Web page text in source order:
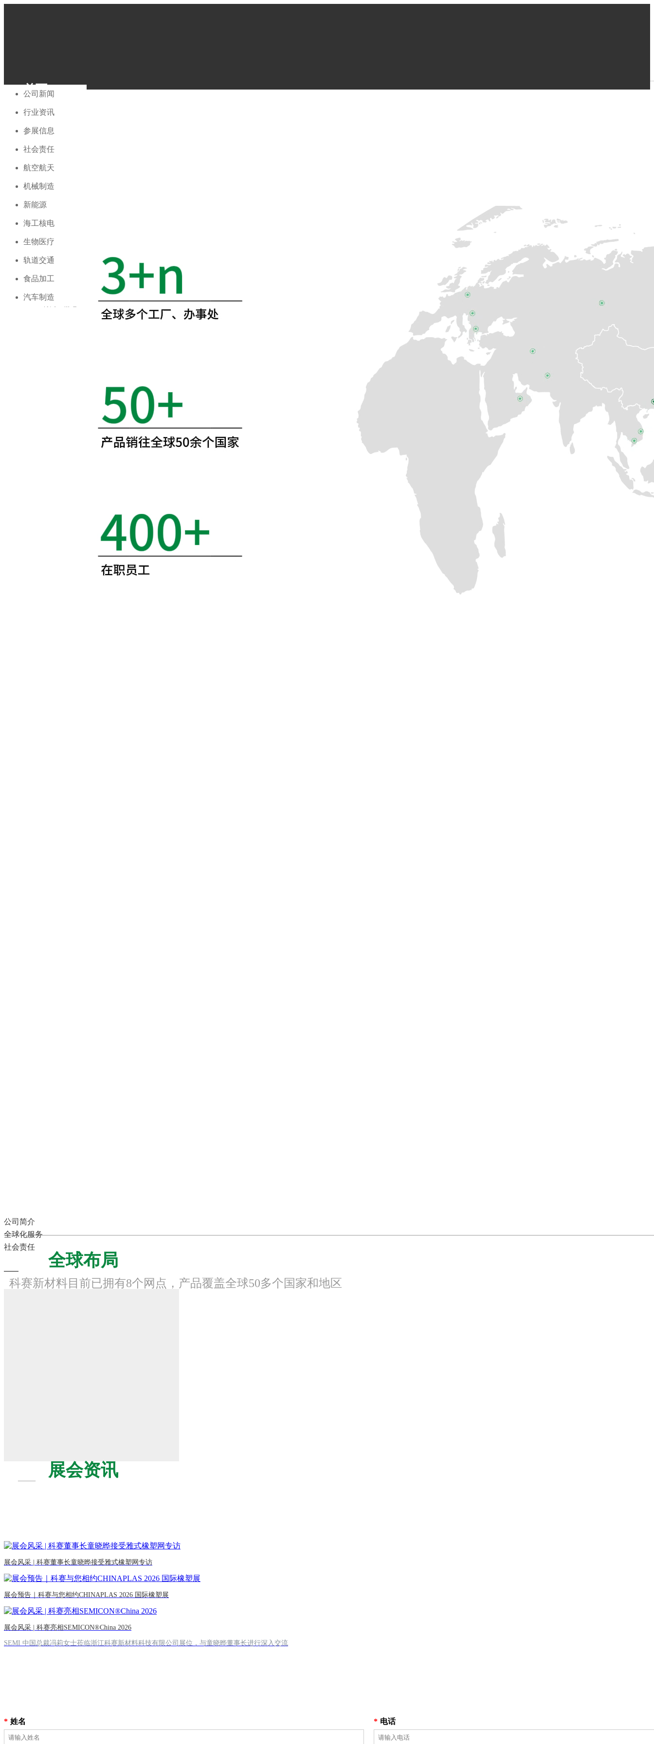
首页
关于我们
公司简介
全球化服务
社会责任
产品中心
型材
PTFE
PVDF
PCTFE
其他工程塑料
成品
半导体
5G 通信
航空航天
机械制造
生物医疗
轨道交通
食品加工
行业应用
半导体
石油化工
泵阀管道
5G通信
航空航天
机械制造
新能源
海工核电
生物医疗
轨道交通
食品加工
汽车制造
公司新闻
行业资讯
参展信息
社会责任
联系我们
English
公司简介
全球化服务
社会责任
全球布局
科赛新材料目前已拥有8个网点，产品覆盖全球50多个国家和地区
展会资讯
——
展会风采 | 科赛董事长童晓晔接受雅式橡塑网专访
展会预告｜科赛与您相约CHINAPLAS 2026 国际橡塑展
展会风采 | 科赛亮相SEMICON®China 2026
SEMI 中国总裁冯莉女士莅临浙江科赛新材料科技有限公司展位，与童晓晔董事长进行深入交流
* 姓名 * 电话